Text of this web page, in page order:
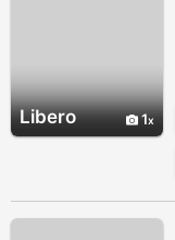
Libero 1